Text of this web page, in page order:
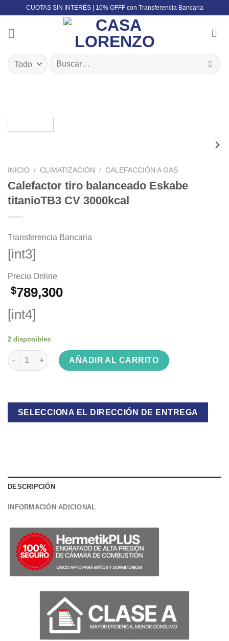
content
CUOTAS SIN INTERÉS | 10% OFFF con Transferencia Bancaria
Buscar
por:
INICIO / CLIMATIZACIÓN / CALEFACCIÓN A GAS
Calefactor tiro balanceado Eskabe
titanioTB3 CV 3000kcal
Transferencia Bancaria
[int3]
Precio Online
$789,300
[int4]
2 disponibles
Calefactor tiro balanceado Eskabe titanioTB3 CV 3000kcal
AÑADIR AL CARRITO
SELECCIONA EL DIRECCIÓN DE ENTREGA
DESCRIPCIÓN
INFORMACIÓN ADICIONAL